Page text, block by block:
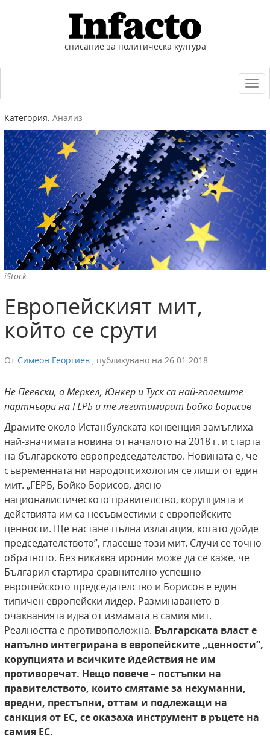
списание за политическа култура
Категория: Анализ
iStock
Европейският мит,
който се срути
От Симеон Георгиев , публикувано на 26.01.2018
Не Пеевски, а Меркел, Юнкер и Туск са най-големите
партньори на ГЕРБ и те легитимират Бойко Борисов
Драмите около Истанбулската конвенция замъглиха
най-значимата новина от началото на 2018 г. и старта
на българското европредседателство. Новината е, че
съвременната ни народопсихология се лиши от един
мит. „ГЕРБ, Бойко Борисов, дясно-
националистическото правителство, корупцията и
действията им са несъвместими с европейските
ценности. Ще настане пълна излагация, когато дойде
председателството”, гласеше този мит. Случи се точно
обратното. Без никаква ирония може да се каже, че
България стартира сравнително успешно
европейското председателство и Борисов е един
типичен европейски лидер. Разминаването в
очакванията идва от измамата в самия мит.
Реалността е противоположна. Българската власт е
напълно интегрирана в европейските„ценности”,
корупцията и всичките ѝдействия не им
противоречат. Нещо повече – постъпки на
правителството, които смятаме за нехуманни,
вредни, престъпни, оттам и подлежащи на
санкция от ЕС, се оказаха инструмент в ръцете на
самия ЕС.